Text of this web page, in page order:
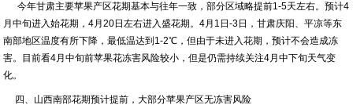
今年甘肃主要苹果产区花期基本与往年一致，部分区域略提前1-5天左右。预计4
月中旬进入始花期，4月20日左右进入盛花期。4月1日-3日，甘肃庆阳、平凉等东
南部地区温度有所下降，最低温达到1-2℃，但由于未进入花期，预计不会造成冻
害。目前看4月中旬前苹果花冻害风险较小，但是仍需持续关注4月中下旬天气变
化。
四、山西南部花期预计提前，大部分苹果产区无冻害风险